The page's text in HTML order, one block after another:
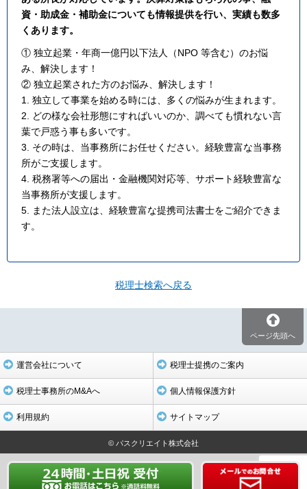
資・助成金・補助金についても情報提供を行い、実績も数多
くあります。
① 独立起業・年商一億円以下法人（NPO 等含む）のお悩
み、解決します！
② 独立起業された方のお悩み、解決します！
1. 独立して事業を始める時には、多くの悩みが生まれます。
2. どの様な会社形態にすればいいのか、調べても慣れない言
葉で戸惑う事も多いです。
3. その時は、当事務所にお任せください。経験豊富な当事務
所がご支援します。
4. 税務署等への届出・金融機関対応等、サポート経験豊富な
当事務所が支援します。
5. また法人設立は、経験豊富な提携司法書士をご紹介できま
す。
税理士検索へ戻る
ページ先頭へ
運営会社について 税理士提携のご案内
税理士事務所のM&Aへ 個人情報保護方針
利用規約 サイトマップ
© パスクリエイト株式会社